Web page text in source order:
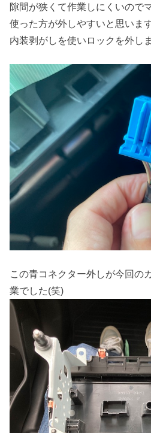
隙間が狭くて作業しにくいので
使った方が外しやすいと思いま
内装剥がしを使いロックを外し
この青コネクター外しが今回の
業でした(笑)